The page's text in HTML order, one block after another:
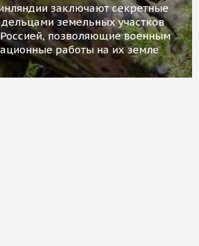
заключают секретные
земельных участков
позволяющие военным
работы на их земле